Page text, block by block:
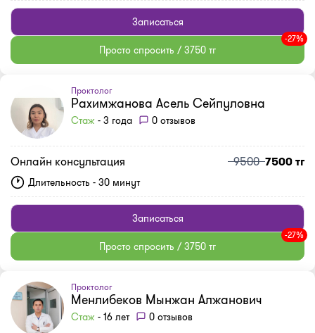
Записаться
Просто спросить / 3750 тг
-27%
Проктолог
Рахимжанова Асель Сейпуловна
Стаж - 3 года 0 отзывов
Онлайн консультация 95007500 тг
Длительность - 30 минут
Записаться
Просто спросить / 3750 тг
-27%
Проктолог
Менлибеков Мынжан Алжанович
Стаж - 16 лет 0 отзывов